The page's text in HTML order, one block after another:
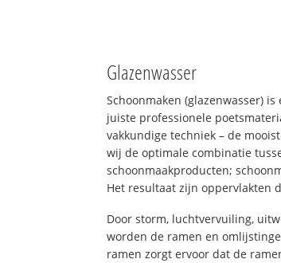
Glazenwasser
Schoonmaken (glazenwasser)
juiste professionele
vakkundige techniek – de
wij de optimale combinatie
schoonmaakproducten;
Het resultaat zijn oppervlakten
Door storm, luchtvervuiling,
worden de ramen en
ramen zorgt ervoor dat de